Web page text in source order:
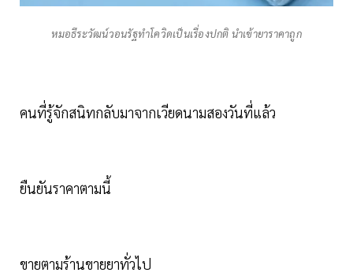
หมอธีระวัฒน์วอนรัฐทำโควิดเป็นเรื่องปกติ นำเข้ายาราคาถูก
คนที่รู้จักสนิทกลับมาจากเวียดนามสองวันที่แล้ว
ยืนยันราคาตามนี้
ขายตามร้านขายยาทั่วไป